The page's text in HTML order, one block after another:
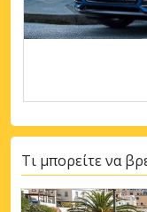
Τι μπορείτε να